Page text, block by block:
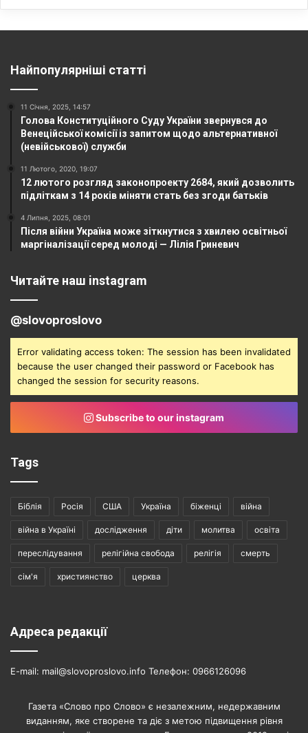
Найпопулярніші статті
11 Січня, 2025, 14:57
Голова Конституційного Суду України звернувся до
Венеційської комісії із запитом щодо альтернативної
(невійськової) служби
11 Лютого, 2020, 19:07
12 лютого розгляд законопроекту 2684, який дозволить
підліткам з 14 років міняти стать без згоди батьків
4 Липня, 2025, 08:01
Після війни Україна може зіткнутися з хвилею освітньої
маргіналізації серед молоді — Лілія Гриневич
Читайте наш instagram
@slovoproslovo
Error validating access token: The session has been invalidated
because the user changed their password or Facebook has
changed the session for security reasons.
Subscribe to our instagram
Tags
Біблія Росія США Україна біженці війна
війна в Україні дослідження діти молитва освіта
переслідування релігійна свобода релігія смерть
сім'я християнство церква
Адреса редакції
E-mail: mail@slovoproslovo.info Телефон: 0966126096
Газета «Слово про Слово» є незалежним, недержавним
виданням, яке створене та діє з метою підвищення рівня